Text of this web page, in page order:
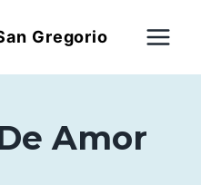
Gregorio
Amor